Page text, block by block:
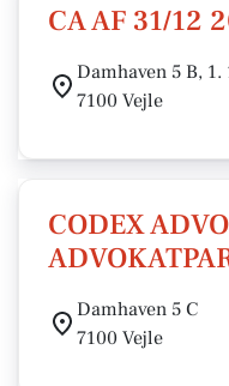
CA AF 31/12
Damhaven 5 B, 1.
7100 Vejle
CODEX
Damhaven 5 C
7100 Vejle